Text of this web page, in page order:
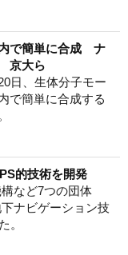
で簡単に合成 ナ
京大ら
日、生体分子モー
で簡単に合成する
的技術を開発
など7つの団体
ナビゲーション技
。